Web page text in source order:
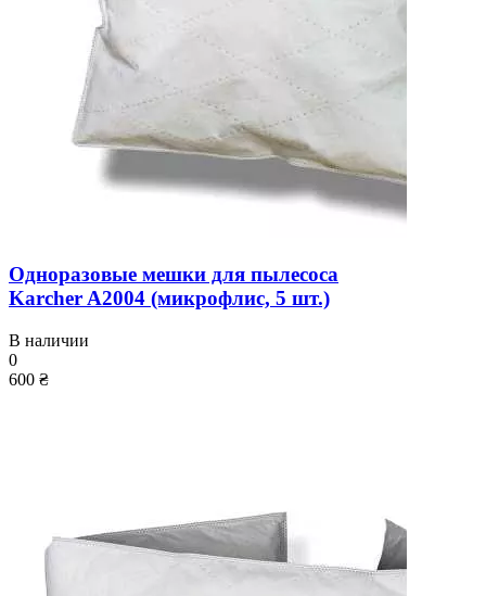
Одноразовые мешки для пылесоса
Karcher A2004 (микрофлис, 5 шт.)
В наличии
0
600 ₴